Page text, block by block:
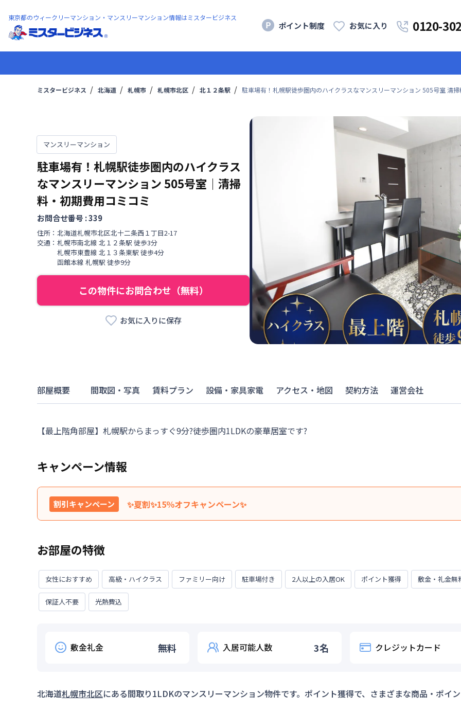
東京都のウィークリーマンション・マンスリーマンション情報はミスタービジネス
ポイント制度 お気に入り 0120-
ミスタービジネス 北海道 札幌市 札幌市北区 北１２条駅 駐車場有！札幌駅徒歩圏内のハイクラスなマンスリーマンション 505号室 清
マンスリーマンション
駐車場有！札幌駅徒歩圏内のハイクラス
なマンスリーマンション505号室 ｜ 清掃
料・初期費用コミコミ
お問合せ番号 :339
住所： 北海道札幌市北区北十二条西 １丁目2-17
交通： 札幌市南北線 北１２条駅 徒歩3分
札幌市東豊線 北１３条東駅 徒歩4分
函館本線 札幌駅 徒歩9分
この物件にお問合わせ（無料）
お気に入りに保存
部屋概要 間取図・写真 賃料プラン 設備・家具家電 アクセス・地図 契約方法 運営会社
【最上階角部屋】札幌駅からまっすぐ9分?徒歩圏内1LDKの豪華居室です?
キャンペーン情報
割引キャンペーン ✨夏割✨15％オフキャンペーン✨
※お振込限定割引。（海外からのお振込等で「受取手数料」が発生する場合は適用外となりま
対象期間
お部屋の特徴
女性におすすめ 高級・ハイクラス ファミリー向け 駐車場付き 2人以上の入居OK ポイント獲得 敷金・礼金無
保証人不要 光熱費込
敷金礼金 無料 入居可能人数 3名 クレジットカード
北海道札幌市北区にある間取り1LDKのマンスリーマンション物件です。ポイント獲得で、さまざまな商品・ポイ